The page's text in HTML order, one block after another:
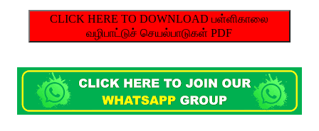
CLICK HERE TO DOWNLOAD பள்ளிகாலை
வழிபாட்டுச் செயல்பாடுகள் PDF